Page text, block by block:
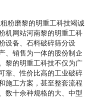
粉磨黎的明重工科技竭诚
机网站河南黎的明重工科
设备、石料破碎筛分设
、销售为一体的股份制企
黎的明重工科技不仅为广
靠、性价比高的工业破碎
施工方案，甚至整套流程
数十余种规格的大、中型